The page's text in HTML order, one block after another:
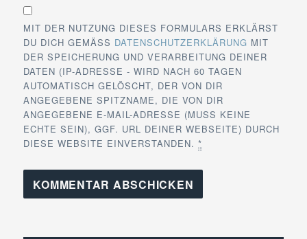
MIT DER NUTZUNG DIESES FORMULARS ERKLÄRST
DU DICH GEMÄSS DATENSCHUTZERKLÄRUNG MIT
DER SPEICHERUNG UND VERARBEITUNG DEINER
DATEN (IP-ADRESSE - WIRD NACH 60 TAGEN
AUTOMATISCH GELÖSCHT, DER VON DIR
ANGEGEBENE SPITZNAME, DIE VON DIR
ANGEGEBENE E-MAIL-ADRESSE (MUSS KEINE
ECHTE SEIN), GGF. URL DEINER WEBSEITE) DURCH
DIESE WEBSITE EINVERSTANDEN.*